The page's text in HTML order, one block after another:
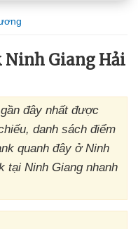
Ninh Giang Hải
đây nhất được
danh sách điểm
quanh đây ở Ninh
tại Ninh Giang nhanh